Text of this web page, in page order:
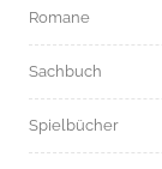
Romane
Sachbuch
Spielbücher